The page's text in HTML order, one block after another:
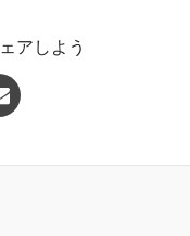
アしよう